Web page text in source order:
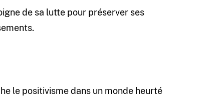
de sa lutte pour préserver ses
le positivisme dans un monde heurté